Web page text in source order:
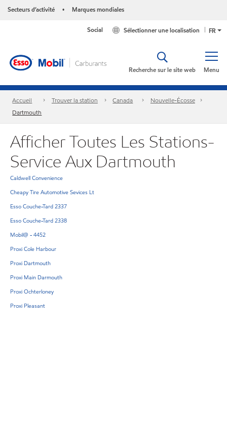
Secteurs d’activité • Marques mondiales
FR
Sélectionner une localisation
Social
Menu
Recherche sur le site web
Accueil Trouver la station Canada
Nouvelle-Écosse
Dartmouth
Afficher Toutes Les Stations-
Service Aux Dartmouth
Caldwell Convenience
Cheapy Tire Automotive Sevices Lt
Esso Couche-Tard 2337
Esso Couche-Tard 2338
Mobil@ - 4452
Proxi Cole Harbour
Proxi Dartmouth
Proxi Main Darmouth
Proxi Ochterloney
Proxi Pleasant